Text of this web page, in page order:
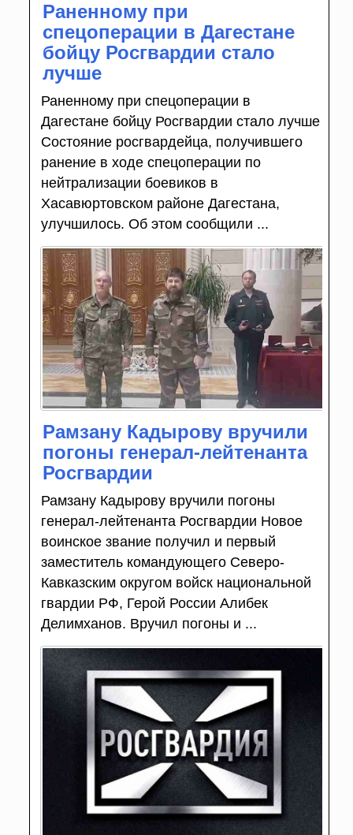
Раненному при
спецоперации в Дагестане
бойцу Росгвардии стало
лучше
Раненному при спецоперации в
Дагестане бойцу Росгвардии стало лучше
Состояние росгвардейца, получившего
ранение в ходе спецоперации по
нейтрализации боевиков в
Хасавюртовском районе Дагестана,
улучшилось. Об этом сообщили ...
Рамзану Кадырову вручили
погоны генерал-лейтенанта
Росгвардии
Рамзану Кадырову вручили погоны
генерал-лейтенанта Росгвардии Новое
воинское звание получил и первый
заместитель командующего Северо-
Кавказским округом войск национальной
гвардии РФ, Герой России Алибек
Делимханов. Вручил погоны и ...